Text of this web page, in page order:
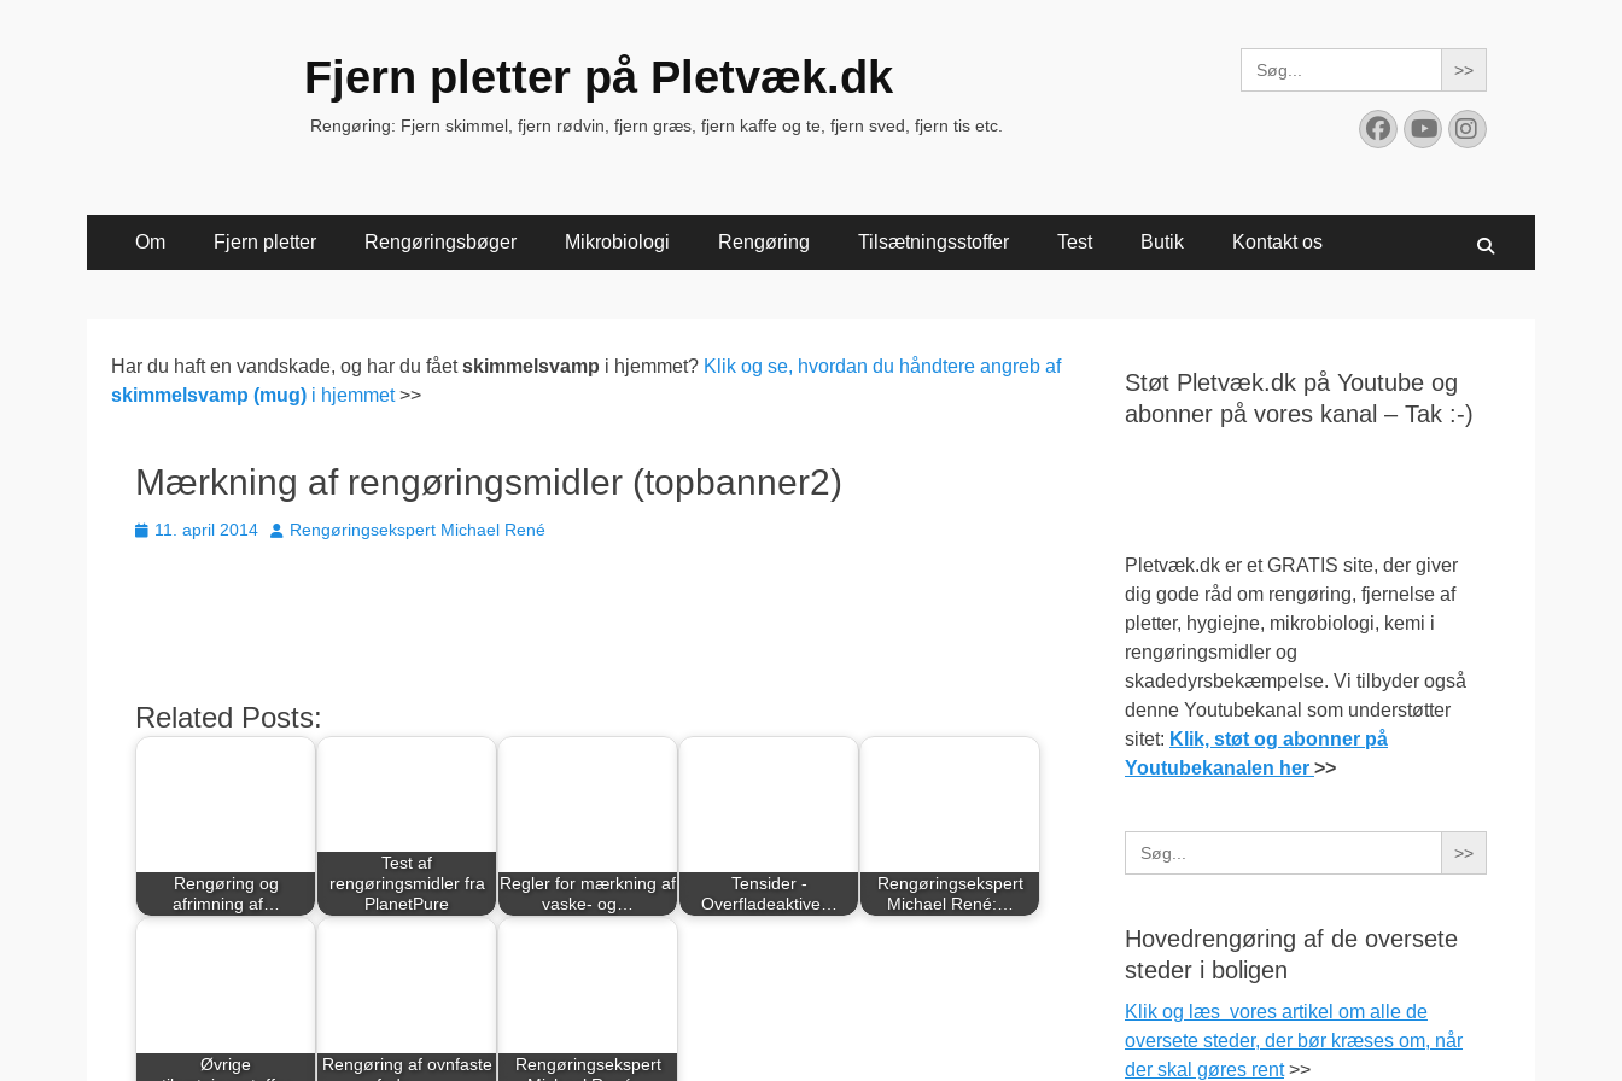
Fjern pletter på Pletvæk.dk
Rengøring: Fjern skimmel, fjern rødvin, fjern græs, fjern kaffe og te, fjern sved, fjern tis etc.
Search
for:
Facebook
YouTube
Instagram
Primær
Menu
Om Fjern pletter Rengøringsbøger Mikrobiologi Rengøring Tilsætningsstoffer Test Butik Kontakt os
Har du haft en vandskade, og har du fåetskimmelsvamp i hjemmet? Klik og se, hvordan du håndtere angreb af
skimmelsvamp (mug) i hjemmet>>
Mærkning af rengøringsmidler (topbanner2)
Udgivet
11. april 2014 Forfatter
Rengøringsekspert Michael René
Related Posts:
Rengøring og
afrimning af…
Test af
rengøringsmidler fra
PlanetPure
Regler for mærkning af
vaske- og…
Tensider -
Overfladeaktive…
Rengøringsekspert
Michael René:…
Øvrige
Rengøring af ovnfaste
Rengøringsekspert
Støt Pletvæk.dk på Youtube og
abonner på vores kanal – Tak :-)
Pletvæk.dk er et GRATIS site, der giver
dig gode råd om rengøring, fjernelse af
pletter, hygiejne, mikrobiologi, kemi i
rengøringsmidler og
skadedyrsbekæmpelse. Vi tilbyder også
denne Youtubekanal som understøtter
sitet: Klik, støt og abonner på
Youtubekanalen her >>
Search
for:
Hovedrengøring af de oversete
steder i boligen
Klik og læs vores artikel om alle de
oversete steder, der bør kræses om, når
der skal gøres rent>>